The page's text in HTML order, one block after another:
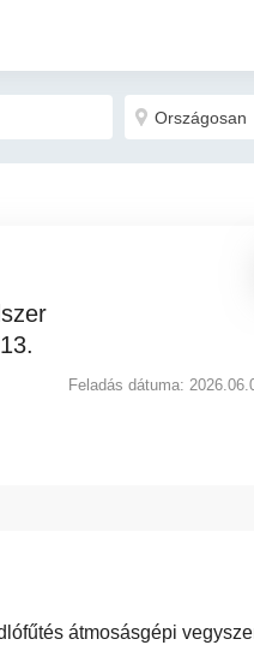
Feladás dátuma:
átmosásgépi